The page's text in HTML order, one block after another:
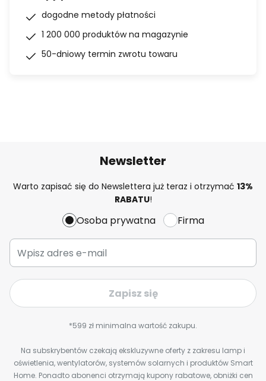
dogodne metody płatności
1 200 000 produktów na magazynie
50-dniowy termin zwrotu towaru
Newsletter
Warto zapisać się do Newslettera już teraz i otrzymać 13%
RABATU!
Osoba prywatna Firma
Zapisz się
*599 zł minimalna wartość zakupu.
Na subskrybentów czekają ekskluzywne oferty z zakresu lamp i
oświetlenia, wentylatorów, systemów solarnych i produktów Smart
Home. Ponadto abonenci otrzymają kupony rabatowe, obniżki cen